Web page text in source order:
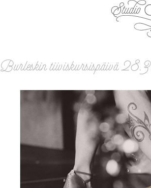
Burleskin tiiviskursispäivä